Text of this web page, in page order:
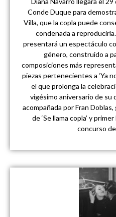
Conde Duque para
Villa, que la copla puede
condenada a
presentará un espectáculo
género, construido a
composiciones más
piezas pertenecientes a ‘Ya
el que prolonga la
vigésimo aniversario de su
acompañada por Fran
de ‘Se llama copla’ y
concurso